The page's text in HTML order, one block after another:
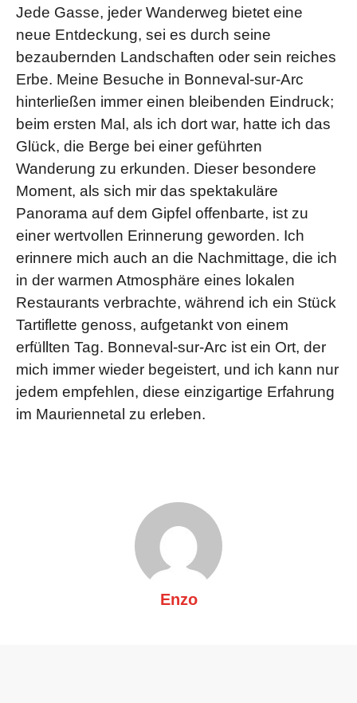
Jede Gasse, jeder Wanderweg bietet eine
neue Entdeckung, sei es durch seine
bezaubernden Landschaften oder sein reiches
Erbe. Meine Besuche in Bonneval-sur-Arc
hinterließen immer einen bleibenden Eindruck;
beim ersten Mal, als ich dort war, hatte ich das
Glück, die Berge bei einer geführten
Wanderung zu erkunden. Dieser besondere
Moment, als sich mir das spektakuläre
Panorama auf dem Gipfel offenbarte, ist zu
einer wertvollen Erinnerung geworden. Ich
erinnere mich auch an die Nachmittage, die ich
in der warmen Atmosphäre eines lokalen
Restaurants verbrachte, während ich ein Stück
Tartiflette genoss, aufgetankt von einem
erfüllten Tag. Bonneval-sur-Arc ist ein Ort, der
mich immer wieder begeistert, und ich kann nur
jedem empfehlen, diese einzigartige Erfahrung
im Mauriennetal zu erleben.
Enzo